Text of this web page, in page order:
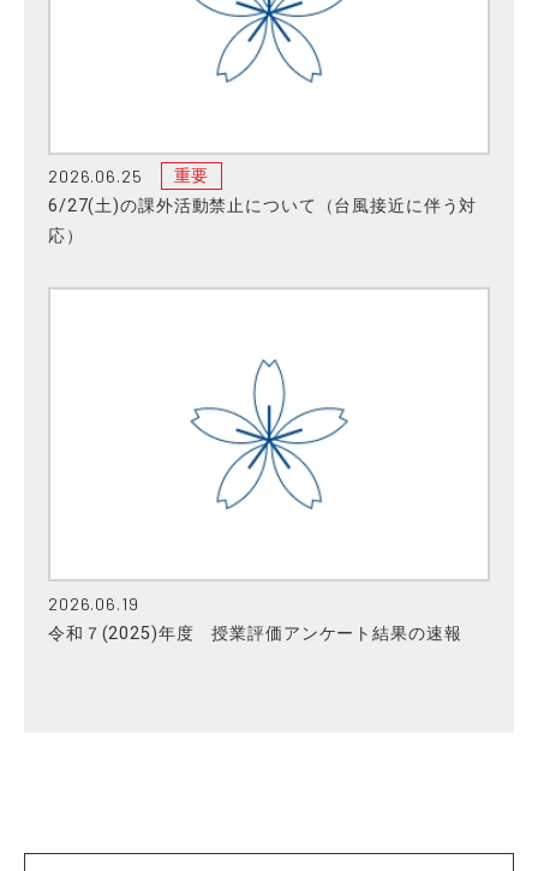
2026.06.25 重要
6/27(土)の課外活動禁止について（台風接近に伴う対
応）
2026.06.19
令和７(2025)年度 授業評価アンケート結果の速報